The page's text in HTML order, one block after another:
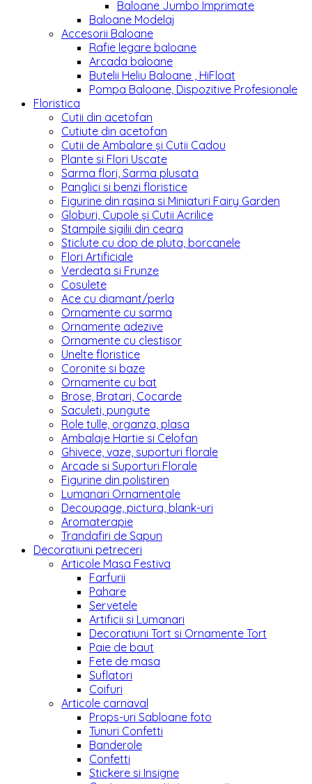
Baloane Jumbo Imprimate
Baloane Modelaj
Accesorii Baloane
Rafie legare baloane
Arcada baloane
Butelii Heliu Baloane , HiFloat
Pompa Baloane, Dispozitive Profesionale
Floristica
Cutii din acetofan
Cutiute din acetofan
Cutii de Ambalare și Cutii Cadou
Plante si Flori Uscate
Sarma flori, Sarma plusata
Panglici si benzi floristice
Figurine din rasina si Miniaturi Fairy Garden
Globuri, Cupole și Cutii Acrilice
Stampile sigilii din ceara
Sticlute cu dop de pluta, borcanele
Flori Artificiale
Verdeata si Frunze
Cosulete
Ace cu diamant/perla
Ornamente cu sarma
Ornamente adezive
Ornamente cu clestisor
Unelte floristice
Coronite si baze
Ornamente cu bat
Brose, Bratari, Cocarde
Saculeti, pungute
Role tulle, organza, plasa
Ambalaje Hartie si Celofan
Ghivece, vaze, suporturi florale
Arcade si Suporturi Florale
Figurine din polistiren
Lumanari Ornamentale
Decoupage, pictura, blank-uri
Aromaterapie
Trandafiri de Sapun
Decoratiuni petreceri
Articole Masa Festiva
Farfurii
Pahare
Servetele
Artificii si Lumanari
Decoratiuni Tort si Ornamente Tort
Paie de baut
Fete de masa
Suflatori
Coifuri
Articole carnaval
Props-uri Sabloane foto
Tunuri Confetti
Banderole
Confetti
Stickere si Insigne